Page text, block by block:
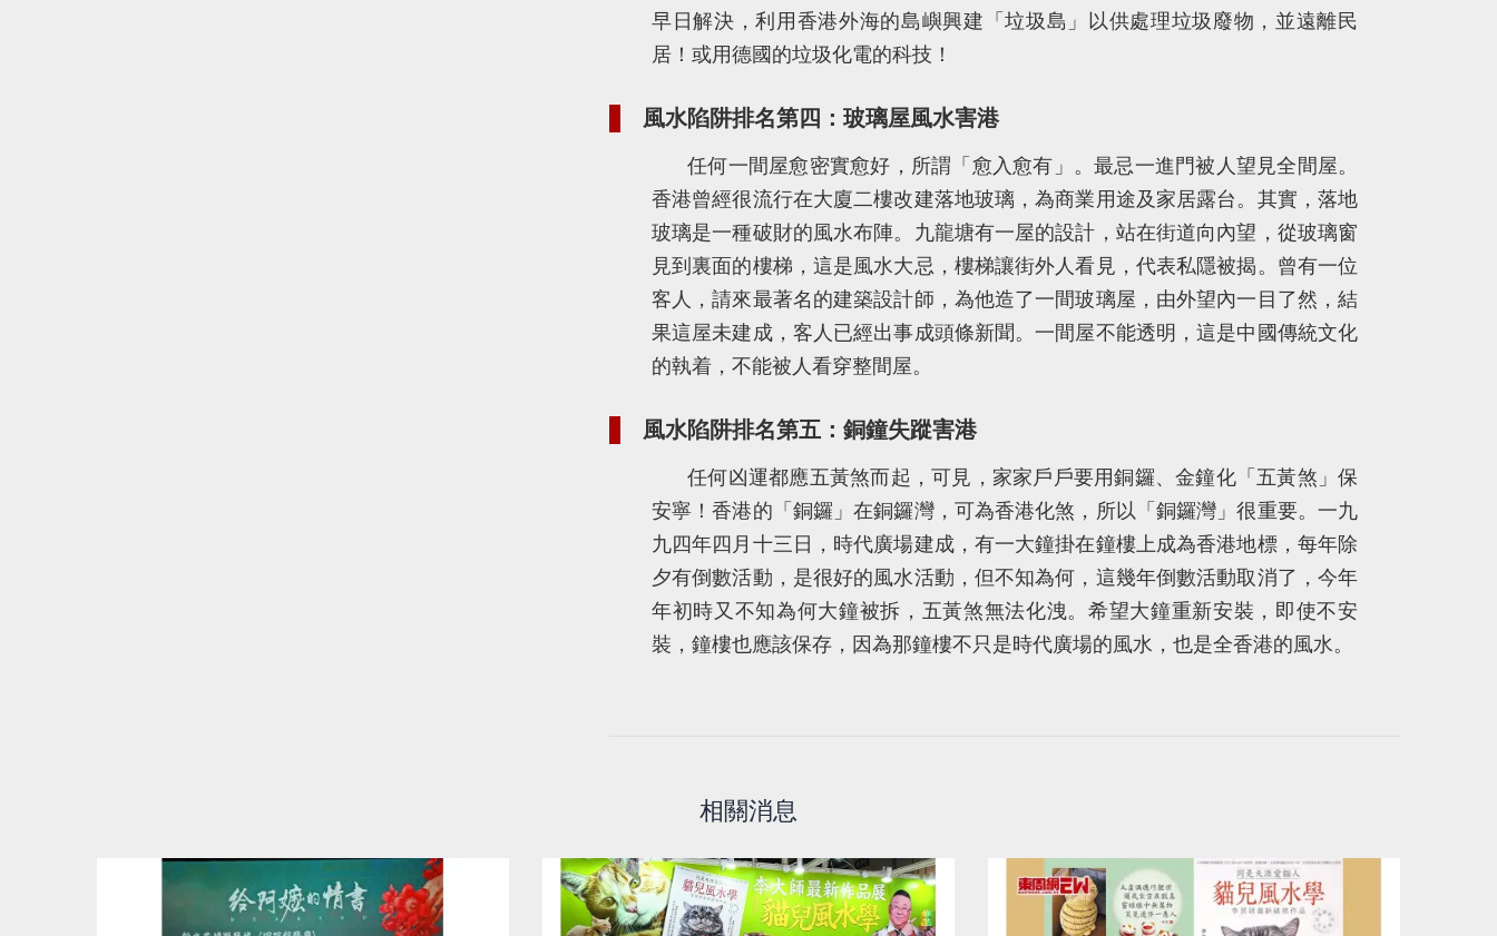
早日解決，利用香港外海的島嶼興建「垃圾島」以供處理垃圾廢物，並遠離民
居！或用德國的垃圾化電的科技！
風水陷阱排名第四：玻璃屋風水害港
任何一間屋愈密實愈好，所謂「愈入愈有」。最忌一進門被人望見全間屋。
香港曾經很流行在大廈二樓改建落地玻璃，為商業用途及家居露台。其實，落地
玻璃是一種破財的風水布陣。九龍塘有一屋的設計，站在街道向內望，從玻璃窗
見到裏面的樓梯，這是風水大忌，樓梯讓街外人看見，代表私隱被揭。曾有一位
客人，請來最著名的建築設計師，為他造了一間玻璃屋，由外望內一目了然，結
果這屋未建成，客人已經出事成頭條新聞。一間屋不能透明，這是中國傳統文化
的執着，不能被人看穿整間屋。
風水陷阱排名第五：銅鐘失蹤害港
任何凶運都應五黃煞而起，可見，家家戶戶要用銅鑼、金鐘化「五黃煞」保
安寧！香港的「銅鑼」在銅鑼灣，可為香港化煞，所以「銅鑼灣」很重要。一九
九四年四月十三日，時代廣場建成，有一大鐘掛在鐘樓上成為香港地標，每年除
夕有倒數活動，是很好的風水活動，但不知為何，這幾年倒數活動取消了，今年
年初時又不知為何大鐘被拆，五黃煞無法化洩。希望大鐘重新安裝，即使不安
裝，鐘樓也應該保存，因為那鐘樓不只是時代廣場的風水，也是全香港的風水。
相關消息